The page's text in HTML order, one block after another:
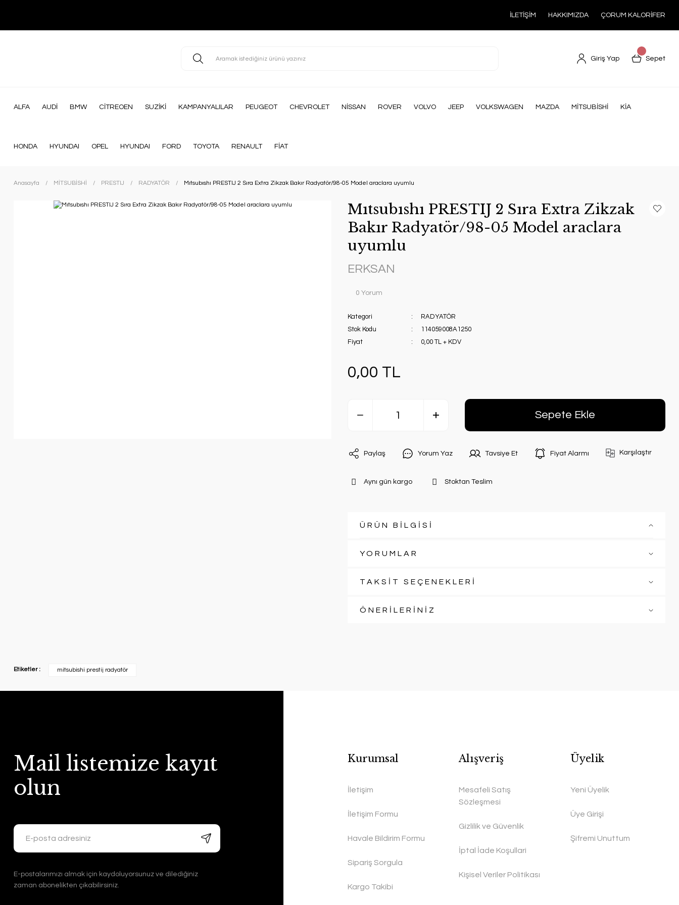
İLETİŞİM HAKKIMIZDA ÇORUM KALORİFER
Giriş Yap Sepet
ALFA AUDİ BMW CİTREOEN SUZİKİ KAMPANYALILAR PEUGEOT CHEVROLET NİSSAN ROVER VOLVO JEEP VOLKSWAGEN MAZDA MİTSUBİSHİ KİA
HONDA HYUNDAI OPEL HYUNDAI FORD TOYOTA RENAULT FİAT
Anasayfa MİTSUBİSHİ PRESTIJ RADYATÖR Mıtsubıshı PRESTIJ 2 Sıra Extra Zikzak Bakır Radyatör/98-05 Model araclara uyumlu
Mıtsubıshı PRESTIJ 2 Sıra Extra Zikzak
Bakır Radyatör/98-05 Model araclara
uyumlu
ERKSAN
0 Yorum
Kategori
RADYATÖR
Stok Kodu
114059008A1250
Fiyat
0,00 TL + KDV
0,00 TL
Sepete Ekle
Paylaş Yorum Yaz Tavsiye Et Fiyat Alarmı Karşılaştır
Aynı gün kargo Stoktan Teslim
ÜRÜN BİLGİSİ
YORUMLAR
TAKSİT SEÇENEKLERİ
ÖNERİLERİNİZ
Etiketler : mitsubishi prestij radyatör
Mail listemize kayıt
olun
E-postalarımızı almak için kaydoluyorsunuz ve dilediğiniz
zaman abonelikten çıkabilirsiniz.
Kurumsal
İletişim
İletişim Formu
Havale Bildirim Formu
Sipariş Sorgula
Kargo Takibi
Alışveriş
Mesafeli Satış
Sözleşmesi
Gizlilik ve Güvenlik
İptal İade Koşullari
Kişisel Veriler Politikası
Üyelik
Yeni Üyelik
Üye Girişi
Şifremi Unuttum